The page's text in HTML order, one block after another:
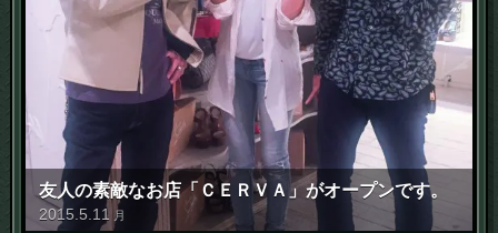
友人の素敵なお店「ＣＥＲＶＡ」がオープンです。
2015 5 11 月